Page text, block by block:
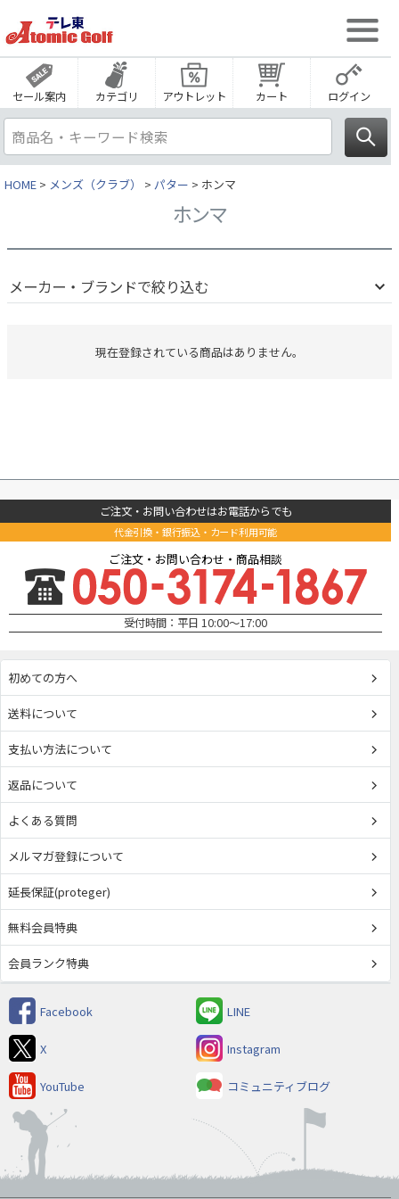
セール案内 カテゴリ アウトレット カート ログイン
HOME メンズ（クラブ） パター ホンマ
ホンマ
メーカー・ブランドで絞り込む
現在登録されている商品はありません。
ご注文・お問い合わせはお電話からでも
代金引換・銀行振込・カード利用可能
ご注文・お問い合わせ・商品相談
受付時間：平日 10:00～17:00
初めての方へ
送料について
支払い方法について
返品について
よくある質問
メルマガ登録について
延長保証(proteger)
無料会員特典
会員ランク特典
Facebook LINE
X Instagram
YouTube コミュニティブログ